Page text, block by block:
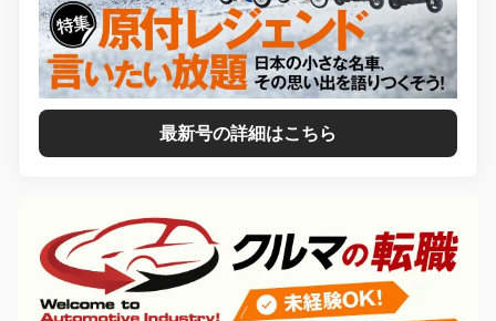
最新号の詳細はこちら